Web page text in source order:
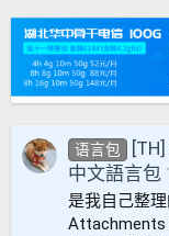
语言包
中文語言包
是我自己整
Attachments